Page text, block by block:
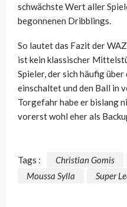
schwächste Wert aller
begonnenen Dribblings.
So lautet das Fazit der
ist kein klassischer
Spieler, der sich häufig
einschaltet und den Ball in
Torgefahr habe er bislang
vorerst wohl eher als
Tags : Christian Gomis
Moussa Sylla
Super